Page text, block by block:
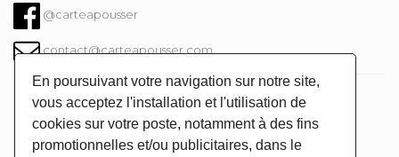
En poursuivant votre navigation sur notre site,
vous acceptez l'installation et l'utilisation de
cookies sur votre poste, notamment à des fins
promotionnelles et/ou publicitaires, dans le
@carteapousser
contact@carteapousser.com
Instagram @carteapousser